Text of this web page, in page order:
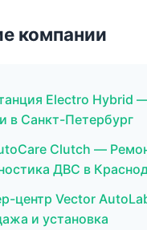
компании
Electro Hybrid
в Санкт-Петербург
Clutch —
ДВС в
центр Vector
и установка